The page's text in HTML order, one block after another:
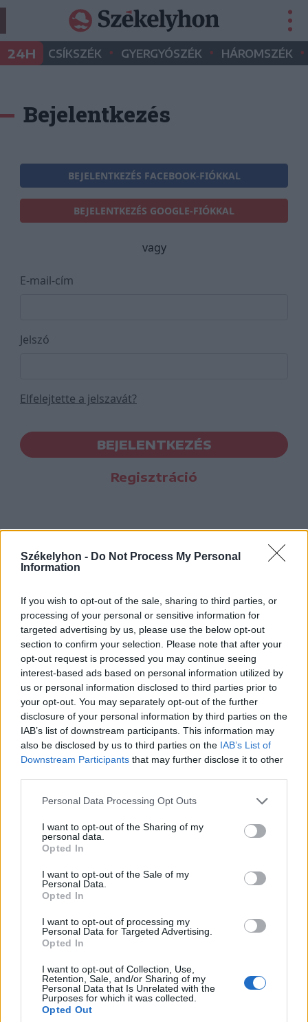
Székelyhon - Do Not Process My Personal
Information
If you wish to opt-out of the sale, sharing to third parties, or
processing of your personal or sensitive information for
targeted advertising by us, please use the below opt-out
section to confirm your selection. Please note that after your
opt-out request is processed you may continue seeing
interest-based ads based on personal information utilized by
us or personal information disclosed to third parties prior to
your opt-out. You may separately opt-out of the further
disclosure of your personal information by third parties on the
IAB’s list of downstream participants. This information may
also be disclosed by us to third parties on the IAB’s List of
Downstream Participants that may further disclose it to other
Personal Data Processing Opt Outs
I want to opt-out of the Sharing of my
personal data.
Opted In
I want to opt-out of the Sale of my
Personal Data.
Opted In
I want to opt-out of processing my
Personal Data for Targeted Advertising.
Opted In
I want to opt-out of Collection, Use,
Retention, Sale, and/or Sharing of my
Personal Data that Is Unrelated with the
Purposes for which it was collected.
Opted Out
24H CSÍKSZÉK • GYERGYÓSZÉK • HÁROMSZÉK •
Bejelentkezés
BEJELENTKEZÉS FACEBOOK-FIÓKKAL
BEJELENTKEZÉS GOOGLE-FIÓKKAL
vagy
E-mail-cím
Jelszó
Elfelejtette a jelszavát?
BEJELENTKEZÉS
Regisztráció
Hasznos
Impresszum
Szerzői jogok
Adatvédelmi tájékoztató
Cookie-kezelési tájékoztató
Hozzászólási szabályzat
Nyomtatott lapjaink archívuma
Székely Hírmondó archívuma
Sütibeállítások
Médiatér
Liget
Krónika
Bihari Napló